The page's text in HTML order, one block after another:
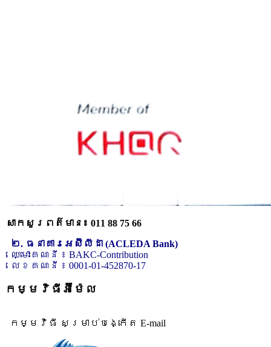
សាកសួរពត៌មាន៖ 011 88 75 66
២. ធនាគារអេស៊ីលីដា (ACLEDA Bank)
ឈ្មោះគណនី ៖ BAKC-Contribution
លេខគណនី ៖ 0001-01-452870-17
កម្មវិធីអ៊ីម៉ែល
កម្មវិធី សម្រាប់បង្កើត E-mail